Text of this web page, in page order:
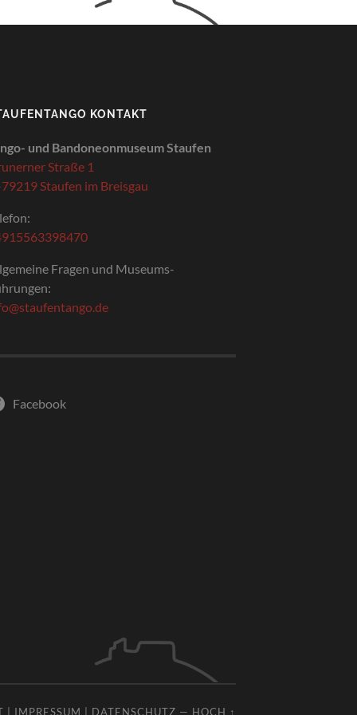
KONTAKT
und Bandoneonmuseum Staufen
Straße 1
Staufen im Breisgau
Fragen und Museums-
Facebook
IMPRESSUM DATENSCHUTZ — HOCH ↑